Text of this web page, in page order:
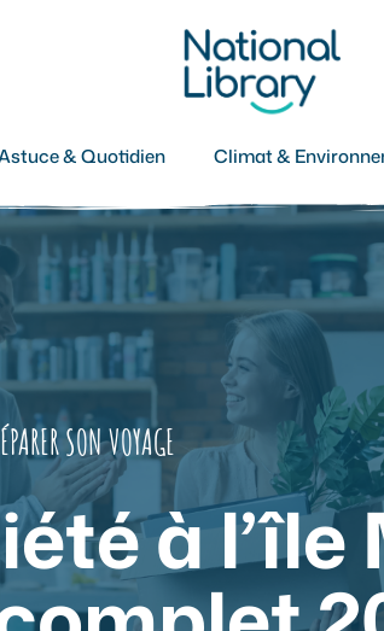
& Quotidien Climat &
SON VOYAGE
à